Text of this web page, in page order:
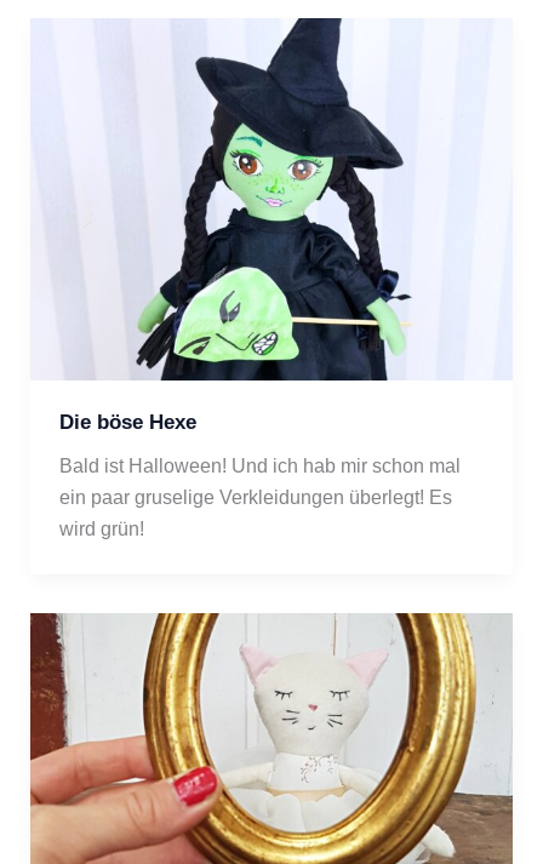
Die böse Hexe
Bald ist Halloween! Und ich hab mir schon mal
ein paar gruselige Verkleidungen überlegt! Es
wird grün!